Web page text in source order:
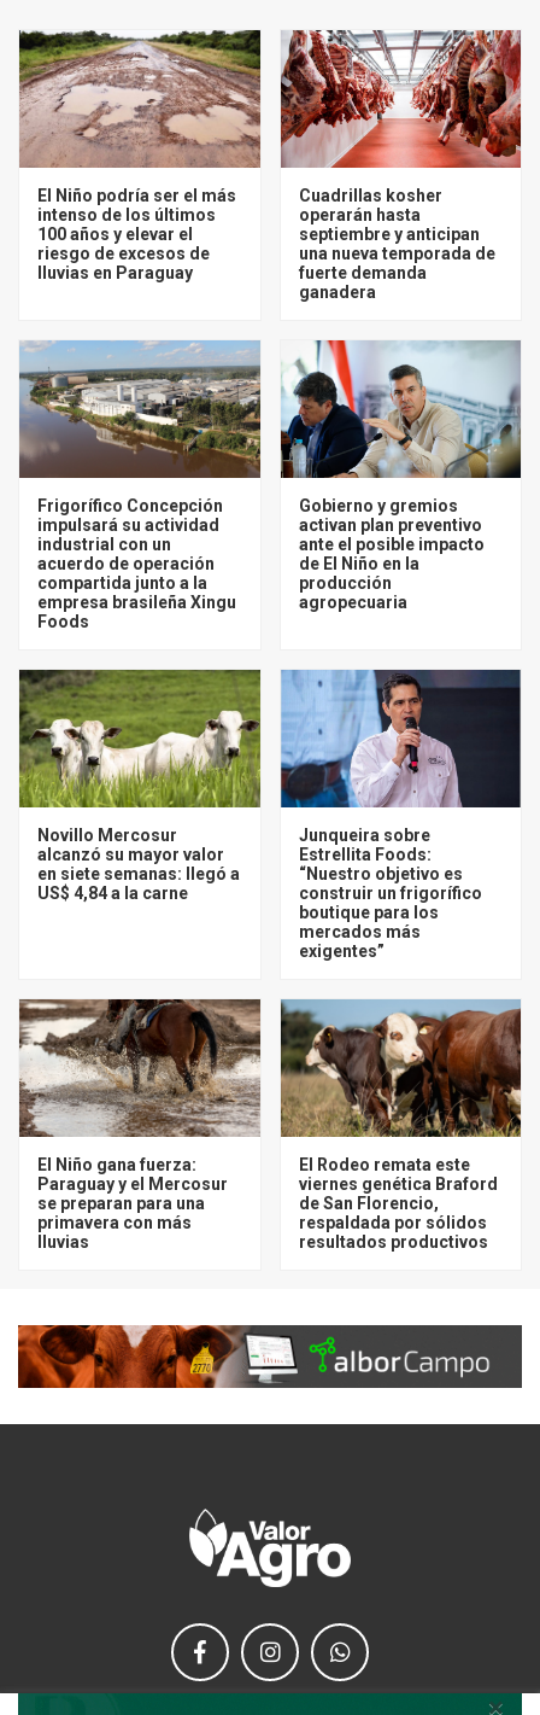
El Niño podría ser el más
intenso de los últimos
100 años y elevar el
riesgo de excesos de
lluvias en Paraguay
Cuadrillas kosher
operarán hasta
septiembre y anticipan
una nueva temporada de
fuerte demanda
ganadera
Frigorífico Concepción
impulsará su actividad
industrial con un
acuerdo de operación
compartida junto a la
empresa brasileña Xingu
Foods
Gobierno y gremios
activan plan preventivo
ante el posible impacto
de El Niño en la
producción
agropecuaria
Novillo Mercosur
alcanzó su mayor valor
en siete semanas: llegó a
US$ 4,84 a la carne
Junqueira sobre
Estrellita Foods:
“Nuestro objetivo es
construir un frigorífico
boutique para los
mercados más
exigentes”
El Niño gana fuerza:
Paraguay y el Mercosur
se preparan para una
primavera con más
lluvias
El Rodeo remata este
viernes genética Braford
de San Florencio,
respaldada por sólidos
resultados productivos
×